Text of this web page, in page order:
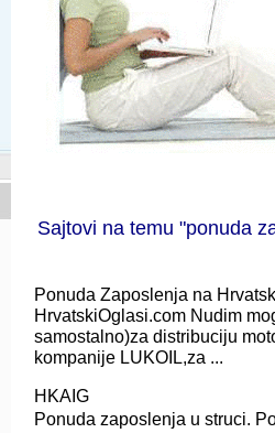
Sajtovi na temu "ponuda
Ponuda Zaposlenja na
HrvatskiOglasi.com Nudim
samostalno)za distribuciju
kompanije LUKOIL,za ...
HKAIG
Ponuda zaposlenja u struci.